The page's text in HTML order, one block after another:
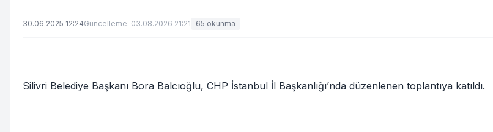
30.06.2025 12:24Güncelleme: 03.08.2026 21:21 65 okunma
Silivri Belediye Başkanı Bora Balcıoğlu, CHP İstanbul İl Başkanlığı’nda düzenlenen toplantıya katıldı.